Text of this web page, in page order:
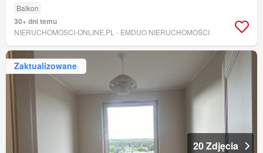
Balkon
30+ dni temu
NIERUCHOMOSCI-ONLINE.PL - EMDUO NIERUCHOMOŚCI
Zaktualizowane
20 Zdjęcia